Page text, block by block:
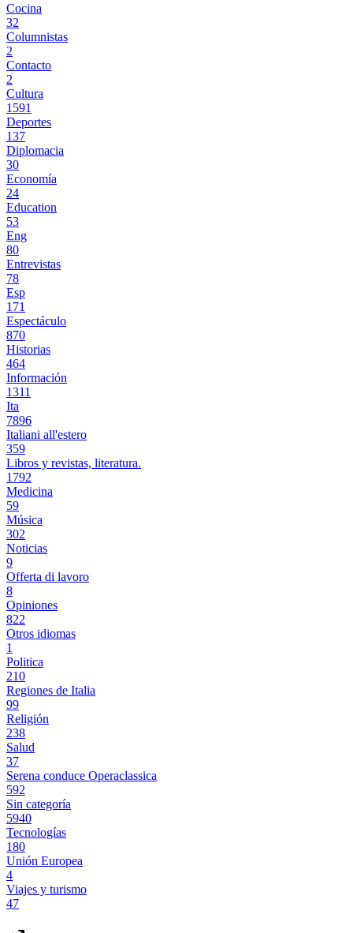
Cocina
32
Columnistas
2
Contacto
2
Cultura
1591
Deportes
137
Diplomacia
30
Economía
24
Education
53
Eng
80
Entrevistas
78
Esp
171
Espectáculo
870
Historias
464
Información
1311
Ita
7896
Italiani all'estero
359
Libros y revistas, literatura.
1792
Medicina
59
Música
302
Noticias
9
Offerta di lavoro
8
Opiniones
822
Otros idiomas
1
Politica
210
Regiones de Italia
99
Religión
238
Salud
37
Serena conduce Operaclassica
592
Sin categoría
5940
Tecnologías
180
Unión Europea
4
Viajes y turismo
47